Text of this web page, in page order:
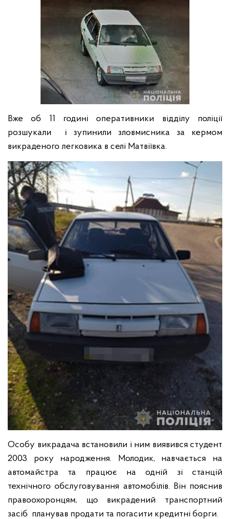
Вже об 11 годині оперативники відділу поліції
розшукали і зупинили зловмисника за кермом
викраденого легковика в селі Матвіївка.
Особу викрадача встановили і ним виявився студент
2003 року народження. Молодик, навчається на
автомайстра та працює на одній зі станцій
технічного обслуговування автомобілів. Він пояснив
правоохоронцям, що викрадений транспортний
засіб планував продати та погасити кредитні борги.